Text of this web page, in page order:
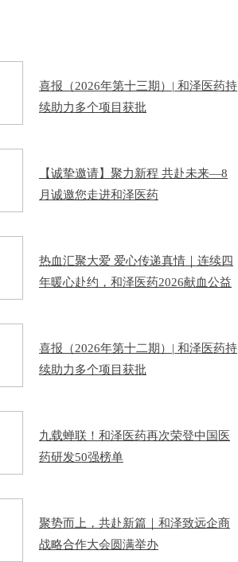
喜报（2026年第十三期）| 和泽医药持
续助力多个项目获批
【诚挚邀请】聚力新程 共赴未来—8
月诚邀您走进和泽医药
热血汇聚大爱 爱心传递真情｜连续四
年暖心赴约，和泽医药2026献血公益
喜报（2026年第十二期）| 和泽医药持
续助力多个项目获批
九载蝉联！和泽医药再次荣登中国医
药研发50强榜单
聚势而上，共赴新篇｜和泽致远企商
战略合作大会圆满举办